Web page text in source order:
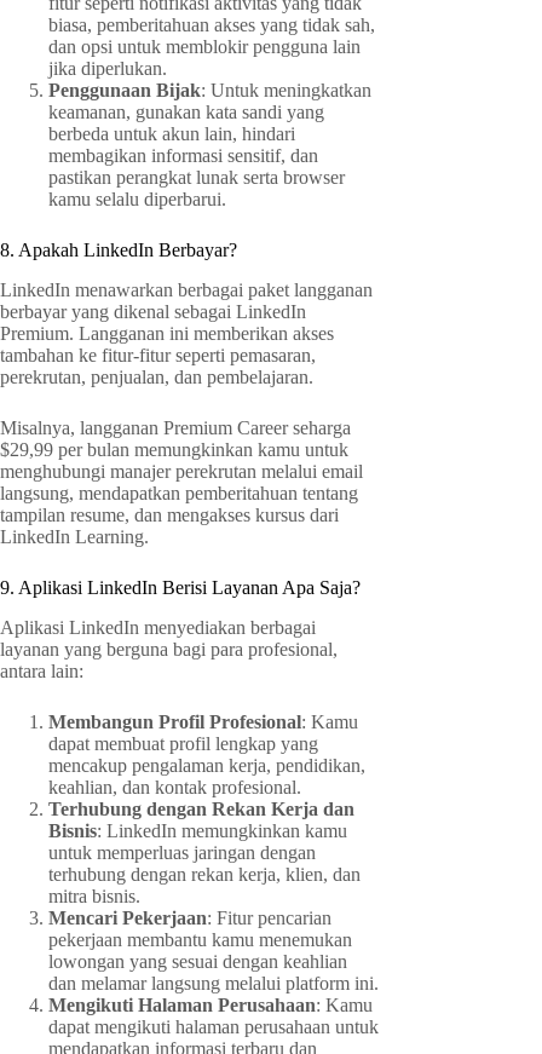
biasa, pemberitahuan akses yang tidak sah,
dan opsi untuk memblokir pengguna lain
jika diperlukan.
Penggunaan Bijak: Untuk meningkatkan
keamanan, gunakan kata sandi yang
berbeda untuk akun lain, hindari
membagikan informasi sensitif, dan
pastikan perangkat lunak serta browser
kamu selalu diperbarui.
8. Apakah LinkedIn Berbayar?
LinkedIn menawarkan berbagai paket langganan
berbayar yang dikenal sebagai LinkedIn
Premium. Langganan ini memberikan akses
tambahan ke fitur-fitur seperti pemasaran,
perekrutan, penjualan, dan pembelajaran.
Misalnya, langganan Premium Career seharga
$29,99 per bulan memungkinkan kamu untuk
menghubungi manajer perekrutan melalui email
langsung, mendapatkan pemberitahuan tentang
tampilan resume, dan mengakses kursus dari
LinkedIn Learning.
9. Aplikasi LinkedIn Berisi Layanan Apa Saja?
Aplikasi LinkedIn menyediakan berbagai
layanan yang berguna bagi para profesional,
antara lain:
Membangun Profil Profesional: Kamu
dapat membuat profil lengkap yang
mencakup pengalaman kerja, pendidikan,
keahlian, dan kontak profesional.
Terhubung dengan Rekan Kerja dan
Bisnis: LinkedIn memungkinkan kamu
untuk memperluas jaringan dengan
terhubung dengan rekan kerja, klien, dan
mitra bisnis.
Mencari Pekerjaan: Fitur pencarian
pekerjaan membantu kamu menemukan
lowongan yang sesuai dengan keahlian
dan melamar langsung melalui platform ini.
Mengikuti Halaman Perusahaan: Kamu
dapat mengikuti halaman perusahaan untuk
mendapatkan informasi terbaru dan